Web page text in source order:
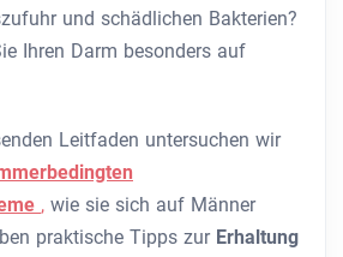
und schädlichen Bakterien?
Ihren Darm besonders auf
Leitfaden untersuchen wir
, wie sie sich auf Männer
praktische Tipps zur Erhaltung